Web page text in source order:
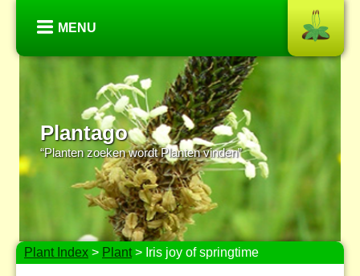
MENU
Plantago
“Planten zoeken wordt Planten vinden”
Plant Index > Plant> Iris joy of springtime